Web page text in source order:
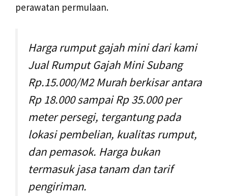
perawatan permulaan.
Harga rumput gajah mini dari kami
Jual Rumput Gajah Mini Subang
Rp.15.000/M2 Murah berkisar antara
Rp 18.000 sampai Rp 35.000 per
meter persegi, tergantung pada
lokasi pembelian, kualitas rumput,
dan pemasok. Harga bukan
termasuk jasa tanam dan tarif
pengiriman.